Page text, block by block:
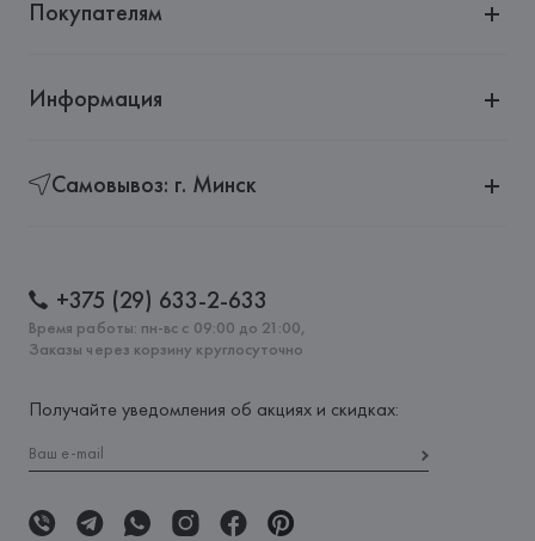
Покупателям
Информация
Самовывоз: г. Минск
+375 (29) 633-2-633
Время работы: пн-вс с 09:00 до 21:00,
Заказы через корзину круглосуточно
Получайте уведомления об акциях и скидках: